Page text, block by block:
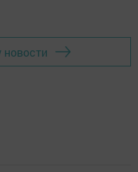
новости